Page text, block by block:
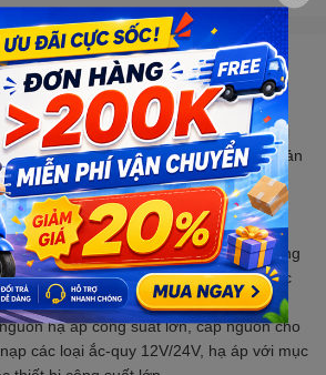
BẬT
phù hợp trước khi đấu nối vào thiết bị
1 vài linh kiện sẽ thay đổi tùy theo lô sản
mạch như mô tả là không thay đổi
Là mạch hạ điện áp đầu vào từ 6-
có thể điều chỉnh điện áp và dòng
chuyển đổi có thể lên tới 97%, được
24V thành 12V
hạ áp công suất lớn, cấp nguồn cho
các loại ắc-quy 12V/24V, hạ áp với mục